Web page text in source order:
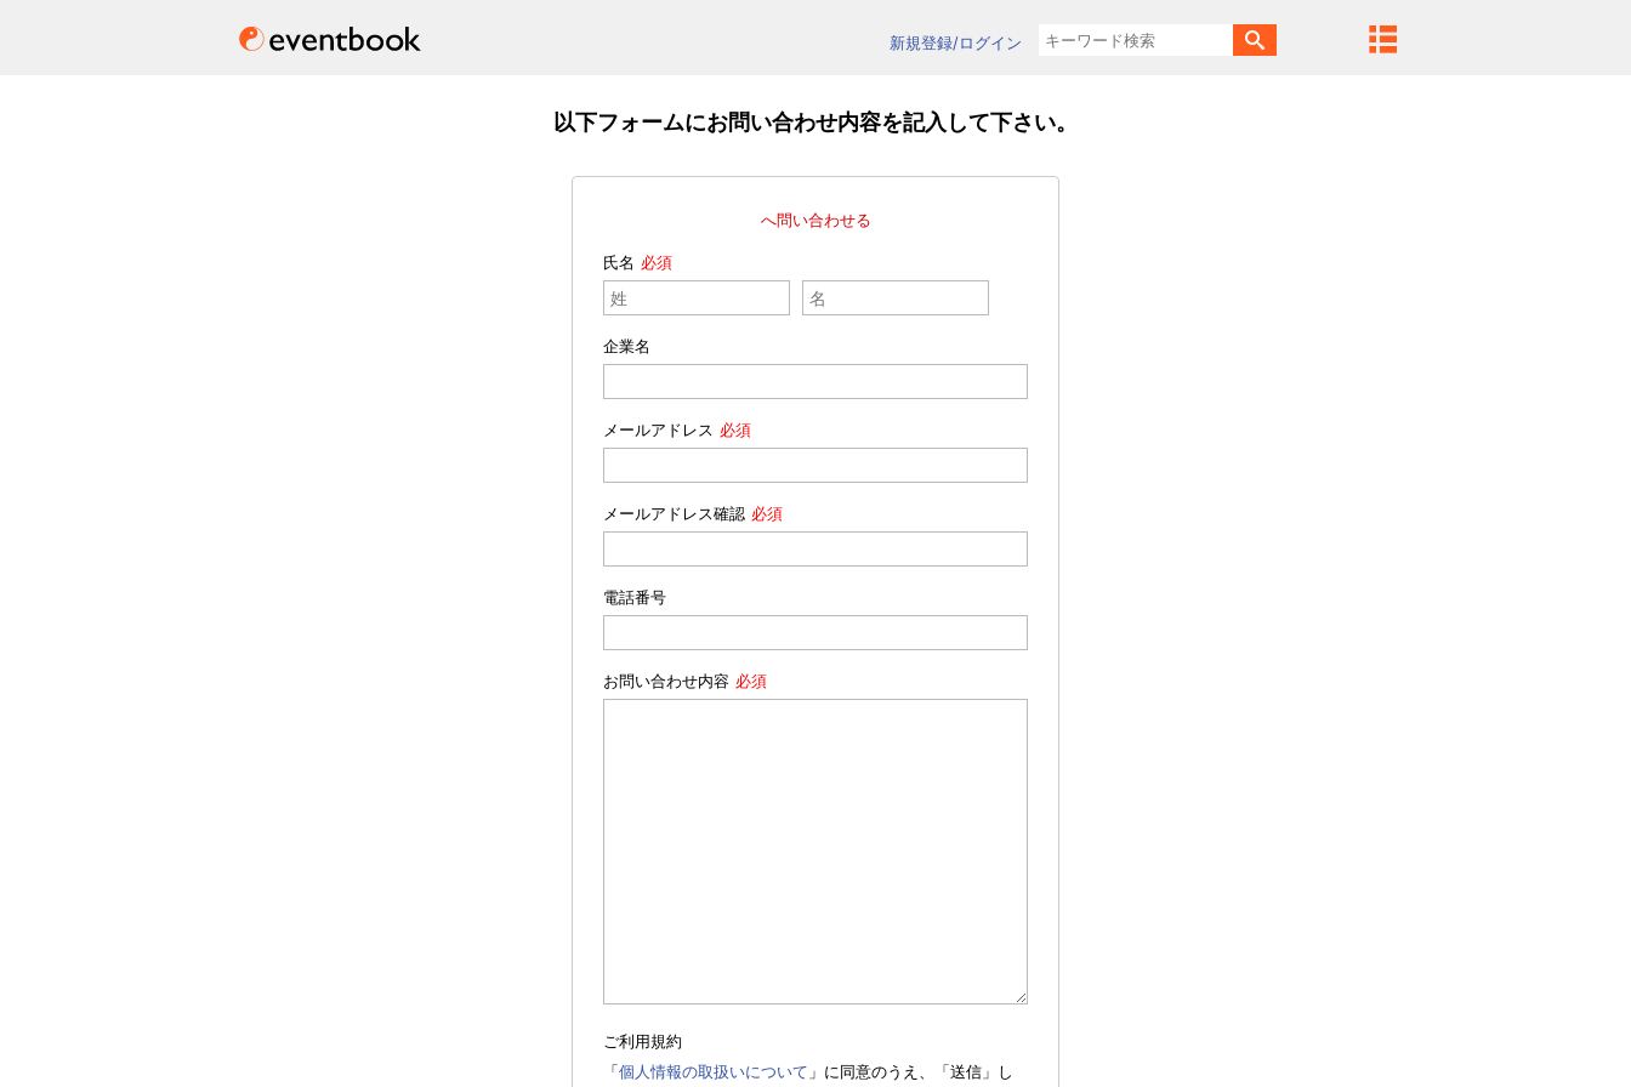
新規登録/ログイン
以下フォームにお問い合わせ内容を記入して下さい。
へ問い合わせる
氏名
企業名
メールアドレス
メールアドレス確認
電話番号
お問い合わせ内容
ご利用規約
「個人情報の取扱いについて 」に同意のうえ、「送信」し